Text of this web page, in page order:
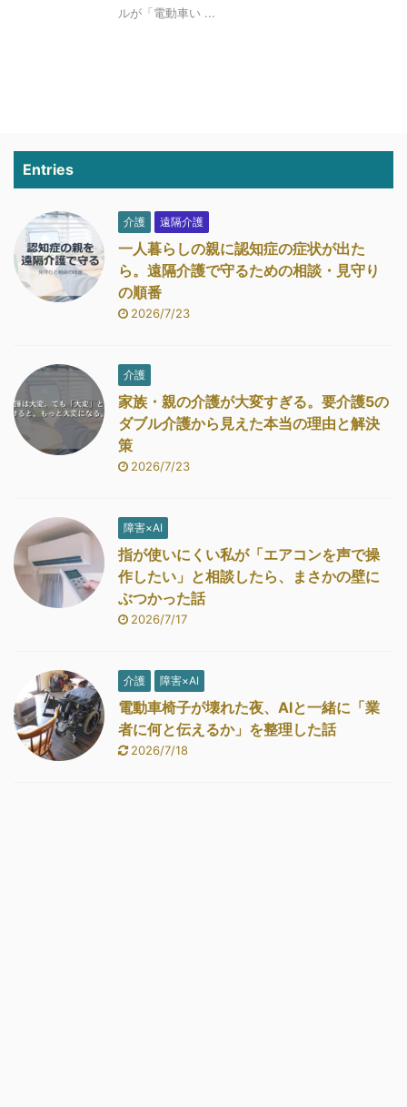
ルが「電動車い ...
Entries
介護 遠隔介護
一人暮らしの親に認知症の症状が出た
ら。遠隔介護で守るための相談・見守り
の順番
2026/7/23
介護
家族・親の介護が大変すぎる。要介護5の
ダブル介護から見えた本当の理由と解決
策
2026/7/23
障害×AI
指が使いにくい私が「エアコンを声で操
作したい」と相談したら、まさかの壁に
ぶつかった話
2026/7/17
介護 障害×AI
電動車椅子が壊れた夜、AIと一緒に「業
者に何と伝えるか」を整理した話
2026/7/18